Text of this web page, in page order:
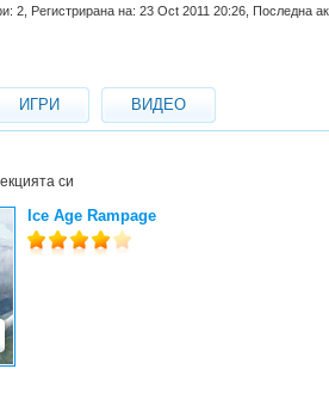
2, Регистрирана на: 23 Oct 2011 20:26, Последна
ИГРИ ВИДЕО
си
Ice Age Rampage